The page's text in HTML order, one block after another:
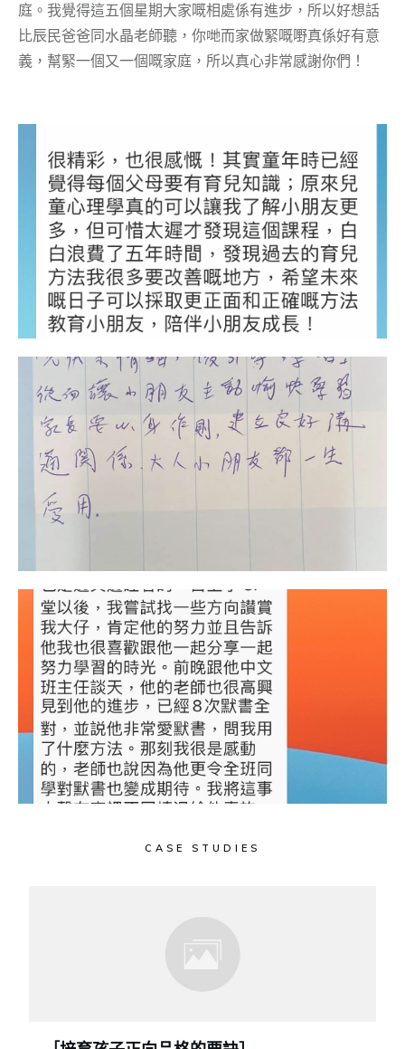
庭。我覺得這五個星期大家嘅相處係有進步，所以好想話
比辰民爸爸同水晶老師聽，你哋而家做緊嘅嘢真係好有意
義，幫緊一個又一個嘅家庭，所以真心非常感謝你們！
CASE STUDIES